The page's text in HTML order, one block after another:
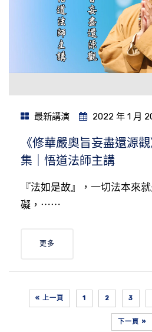
最新講演 2022 年 1 月
《修華嚴奧旨妄盡還源
集｜悟道法師主講
『法如是故』，一切法本來
礙，⋯⋯
更多
« 上一頁 1 2 3
下一頁 »